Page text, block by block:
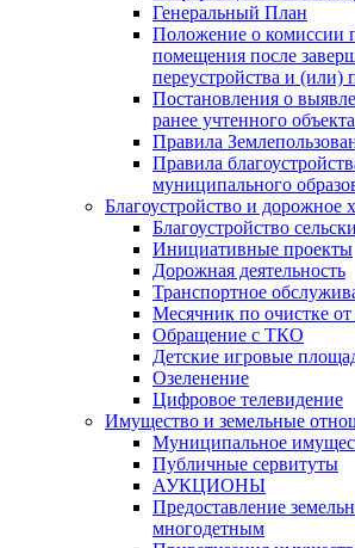
Генеральный План
Положение о комиссии
помещения после
переустройства и (или)
Постановления о
ранее учтенного
Правила
Правила
муниципального
Благоустройство и дорожное
Благоустройство
Инициативные проекты
Дорожная деятельность
Транспортное
Месячник по очистке от
Обращение с ТКО
Детские игровые
Озеленение
Цифровое телевидение
Имущество и земельные
Муниципальное
Публичные сервитуты
АУКЦИОНЫ
Предоставление
многодетным